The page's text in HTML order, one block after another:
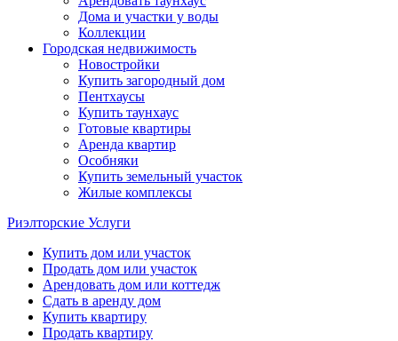
Дома и участки у воды
Коллекции
Городская недвижимость
Новостройки
Купить загородный дом
Пентхаусы
Купить таунхаус
Готовые квартиры
Аренда квартир
Особняки
Купить земельный участок
Жилые комплексы
Риэлторские Услуги
Купить дом или участок
Продать дом или участок
Арендовать дом или коттедж
Сдать в аренду дом
Купить квартиру
Продать квартиру